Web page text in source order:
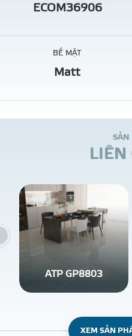
ECOM36906
BỀ MẶT
Matt
SẢN
LIÊN
ATP GP8803
XEM SẢN